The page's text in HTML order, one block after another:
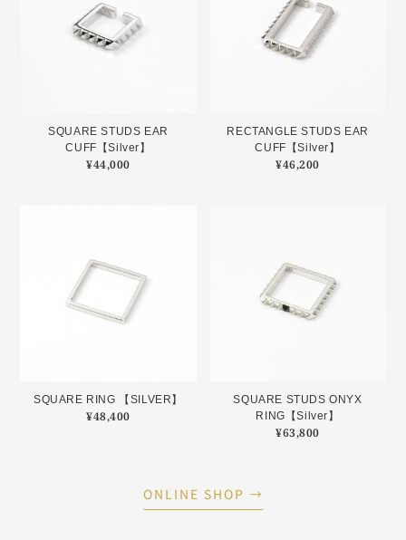
SQUARE STUDS EAR
CUFF【Silver】
¥44,000
RECTANGLE STUDS EAR
CUFF【Silver】
¥46,200
SQUARE RING 【SILVER】
¥48,400
SQUARE STUDS ONYX
RING【Silver】
¥63,800
ONLINE SHOP →